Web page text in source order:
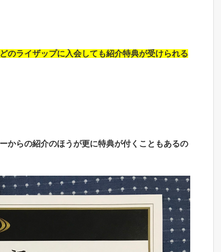
のライザップに入会しても紹介特典が受けられる
からの紹介のほうが更に特典が付くこともあるの